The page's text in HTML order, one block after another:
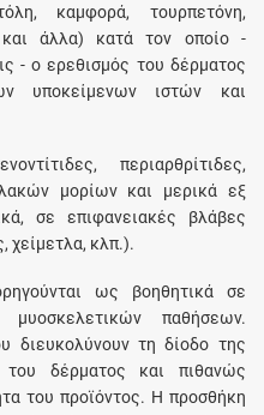
καμφορά, τουρπετόνη,
και άλλα) κατά τον οποίο -
- ο ερεθισμός του δέρματος
υποκείμενων ιστών και
περιαρθρίτιδες,
μορίων και μερικά εξ
σε επιφανειακές βλάβες
χείμετλα, κλπ.).
ως βοηθητικά σε
παθήσεων.
διευκολύνουν τη δίοδο της
δέρματος και πιθανώς
του προϊόντος. H προσθήκη